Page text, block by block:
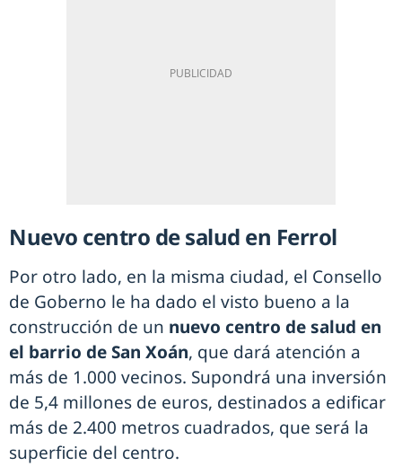
Nuevo centro de salud en Ferrol
Por otro lado, en la misma ciudad, el Consello
de Goberno le ha dado el visto bueno a la
construcción de un nuevo centro de salud en
el barrio de San Xoán, que dará atención a
más de 1.000 vecinos. Supondrá una inversión
de 5,4 millones de euros, destinados a edificar
más de 2.400 metros cuadrados, que será la
superficie del centro.